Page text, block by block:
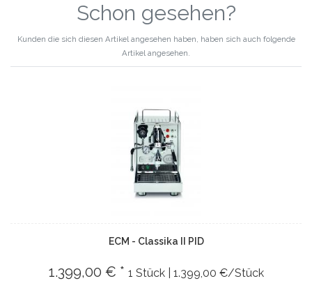
Schon gesehen?
Kunden die sich diesen Artikel angesehen haben, haben sich auch folgende
Artikel angesehen.
ECM - Classika II PID
1.399,00 € * 1 Stück | 1.399,00 €/Stück